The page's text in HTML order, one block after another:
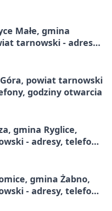
Małe, gmina
tarnowski - adresy,
powiat tarnowski
godziny otwarcia
gmina Ryglice,
- adresy, telefony,
gmina Żabno,
- adresy, telefony,